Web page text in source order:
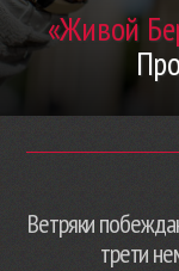
«Живой
Ветряки
трети